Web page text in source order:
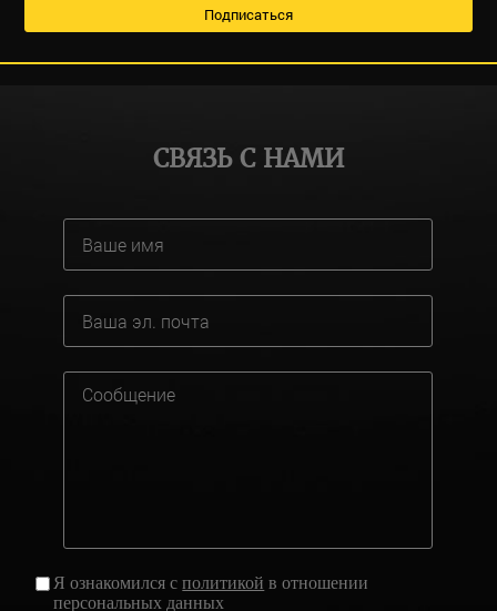
СВЯЗЬ С НАМИ
Я ознакомился сполитикой в отношении
персональных данных